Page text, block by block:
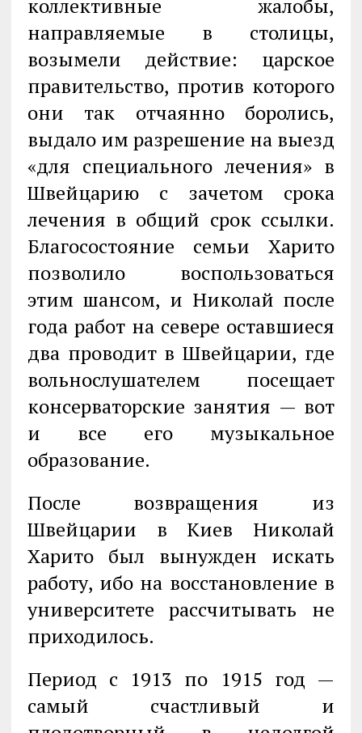
коллективные жалобы,
направляемые в столицы,
возымели действие: царское
правительство, против которого
они так отчаянно боролись,
выдало им разрешение на выезд
«для специального лечения» в
Швейцарию с зачетом срока
лечения в общий срок ссылки.
Благосостояние семьи Харито
позволило воспользоваться
этим шансом, и Николай после
года работ на севере оставшиеся
два проводит в Швейцарии, где
вольнослушателем посещает
консерваторские занятия — вот
и все его музыкальное
образование.
После возвращения из
Швейцарии в Киев Николай
Харито был вынужден искать
работу, ибо на восстановление в
университете рассчитывать не
приходилось.
Период с 1913 по 1915 год —
самый счастливый и